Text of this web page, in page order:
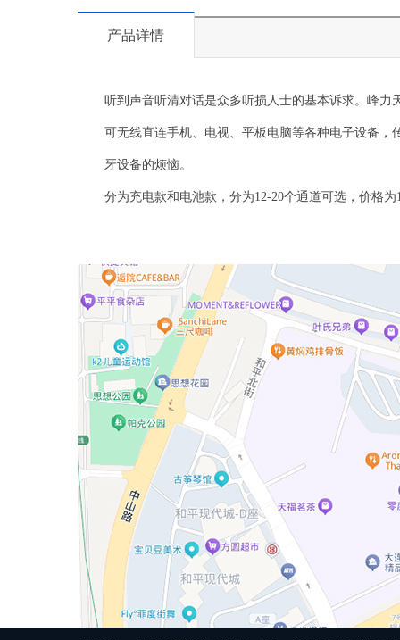
产品详情
听到声音听清对话是众多听损人士的基本诉求。峰
可无线直连手机、电视、平板电脑等各种电子设备
牙设备的烦恼。
分为充电款和电池款，分为12-20个通道可选，价格为